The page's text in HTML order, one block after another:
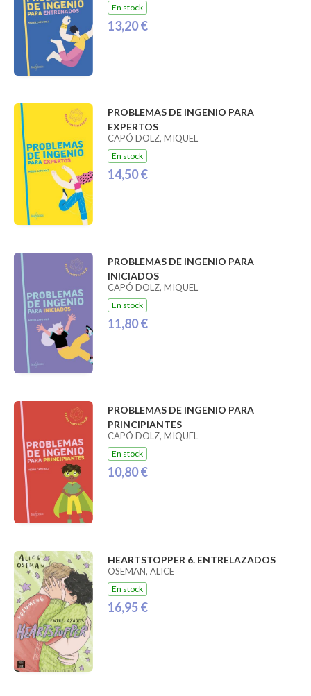
En stock
13,20 €
PROBLEMAS DE INGENIO PARA
EXPERTOS
CAPÓ DOLZ, MIQUEL
En stock
14,50 €
PROBLEMAS DE INGENIO PARA
INICIADOS
CAPÓ DOLZ, MIQUEL
En stock
11,80 €
PROBLEMAS DE INGENIO PARA
PRINCIPIANTES
CAPÓ DOLZ, MIQUEL
En stock
10,80 €
HEARTSTOPPER 6. ENTRELAZADOS
OSEMAN, ALICE
En stock
16,95 €